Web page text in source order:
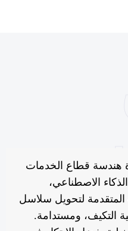
قطاع الخدمات
الاصطناعي،
المتقدمة لتحويل سلاسل
التكيف، ومستدامة.